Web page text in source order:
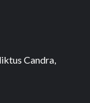
Candra,